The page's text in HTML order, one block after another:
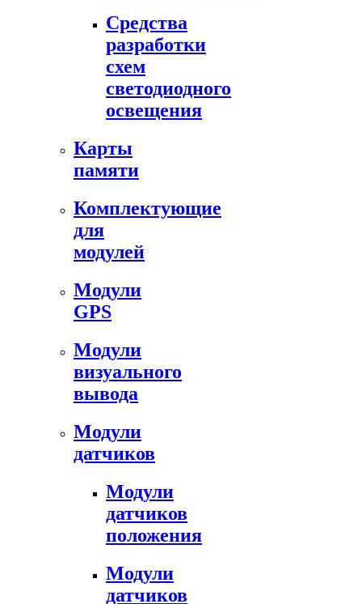
Средства
разработки
схем
светодиодного
освещения
Карты
памяти
Комплектующие
для
модулей
Модули
GPS
Модули
визуального
вывода
Модули
датчиков
Модули
датчиков
положения
Модули
датчиков